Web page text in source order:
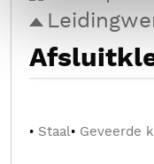
Staal Geveerde